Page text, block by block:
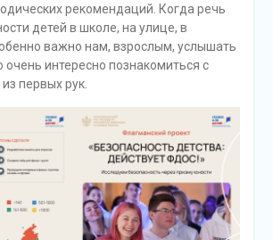
рекомендаций. Когда речь
детей в школе, на улице, в
важно нам, взрослым, услышать
интересно познакомиться с
первых рук.